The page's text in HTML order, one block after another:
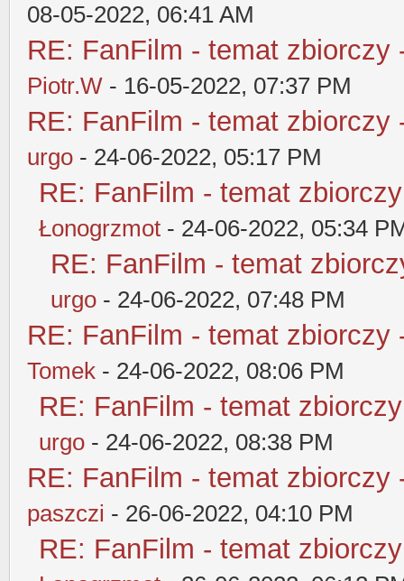
08-05-2022, 06:41 AM
RE: FanFilm - temat zbiorczy
Piotr.W - 16-05-2022, 07:37 PM
RE: FanFilm - temat zbiorczy
urgo - 24-06-2022, 05:17 PM
RE: FanFilm - temat
Łonogrzmot - 24-06-2022, 05:34
RE: FanFilm - temat
urgo - 24-06-2022, 07:48 PM
RE: FanFilm - temat zbiorczy
Tomek - 24-06-2022, 08:06 PM
RE: FanFilm - temat
urgo - 24-06-2022, 08:38 PM
RE: FanFilm - temat zbiorczy
paszczi - 26-06-2022, 04:10 PM
RE: FanFilm - temat